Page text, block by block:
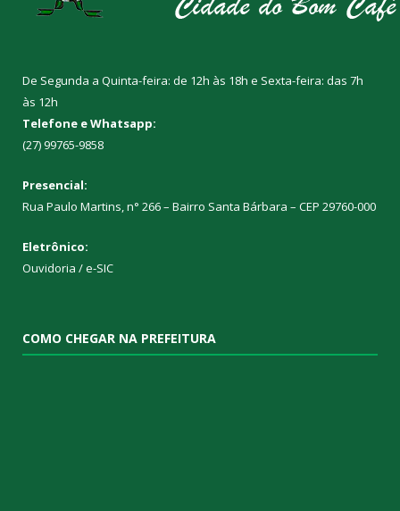
De Segunda a Quinta-feira: de 12h às 18h e Sexta-feira: das 7h
às 12h
Telefone e Whatsapp:
(27) 99765-9858
Presencial:
Rua Paulo Martins, n° 266 – Bairro Santa Bárbara – CEP 29760-000
Eletrônico:
Ouvidoria /e-SIC
COMO CHEGAR NA PREFEITURA